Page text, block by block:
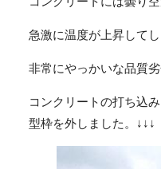
急激に温度が上昇して
非常にやっかいな品質
コンクリートの打ち込
型枠を外しました。↓↓↓